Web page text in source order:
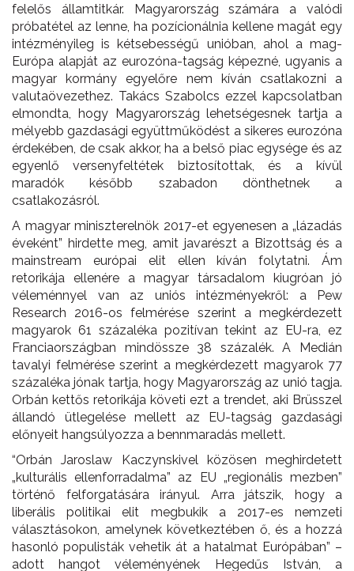
felelős államtitkár. Magyarország számára a valódi
próbatétel az lenne, ha pozícionálnia kellene magát egy
intézményileg is kétsebességű unióban, ahol a mag-
Európa alapját az eurozóna-tagság képezné, ugyanis a
magyar kormány egyelőre nem kíván csatlakozni a
valutaövezethez. Takács Szabolcs ezzel kapcsolatban
elmondta, hogy Magyarország lehetségesnek tartja a
mélyebb gazdasági együttműködést a sikeres eurozóna
érdekében, de csak akkor, ha a belső piac egysége és az
egyenlő versenyfeltétek biztosítottak, és a kívül
maradók később szabadon dönthetnek a
csatlakozásról.
A magyar miniszterelnök 2017-et egyenesen a „lázadás
éveként” hirdette meg, amit javarészt a Bizottság és a
mainstream európai elit ellen kíván folytatni. Ám
retorikája ellenére a magyar társadalom kiugróan jó
véleménnyel van az uniós intézményekről: a Pew
Research 2016-os felmérése szerint a megkérdezett
magyarok 61 százaléka pozitívan tekint az EU-ra, ez
Franciaországban mindössze 38 százalék. A Medián
tavalyi felmérése szerint a megkérdezett magyarok 77
százaléka jónak tartja, hogy Magyarország az unió tagja.
Orbán kettős retorikája követi ezt a trendet, aki Brüsszel
állandó ütlegelése mellett az EU-tagság gazdasági
előnyeit hangsúlyozza a bennmaradás mellett.
“Orbán Jaroslaw Kaczynskivel közösen meghirdetett
„kulturális ellenforradalma” az EU „regionális mezben”
történő felforgatására irányul. Arra játszik, hogy a
liberális politikai elit megbukik a 2017-es nemzeti
választásokon, amelynek következtében ő, és a hozzá
hasonló populisták vehetik át a hatalmat Európában” –
adott hangot véleményének Hegedűs István, a